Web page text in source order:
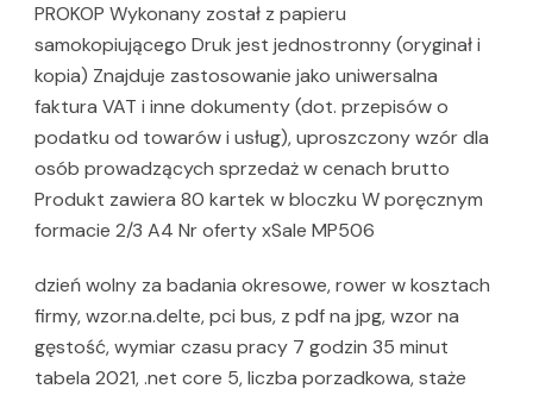
PROKOP Wykonany został z papieru
samokopiującego Druk jest jednostronny (oryginał i
kopia) Znajduje zastosowanie jako uniwersalna
faktura VAT i inne dokumenty (dot. przepisów o
podatku od towarów i usług), uproszczony wzór dla
osób prowadzących sprzedaż w cenach brutto
Produkt zawiera 80 kartek w bloczku W poręcznym
formacie 2/3 A4 Nr oferty xSale MP506
dzień wolny za badania okresowe, rower w kosztach
firmy, wzor.na.delte, pci bus, z pdf na jpg, wzor na
gęstość, wymiar czasu pracy 7 godzin 35 minut
tabela 2021, .net core 5, liczba porzadkowa, staże